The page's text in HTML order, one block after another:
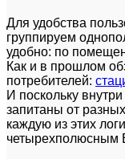
Для удобства
группируем
удобно: по
Как и в прошлом
потребителей:
И поскольку
запитаны от
каждую из этих
четырехполюсным